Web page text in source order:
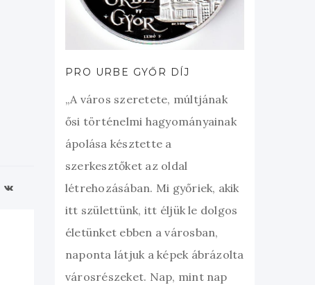
PRO URBE GYŐR DÍJ
„A város szeretete, múltjának
ősi történelmi hagyományainak
ápolása késztette a
szerkesztőket az oldal
létrehozásában. Mi győriek, akik
itt születtünk, itt éljük le dolgos
életünket ebben a városban,
naponta látjuk a képek ábrázolta
városrészeket. Nap, mint nap